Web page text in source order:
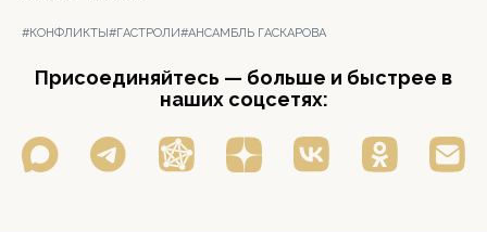
#КОНФЛИКТЫ#ГАСТРОЛИ#АНСАМБЛЬ ГАСКАРОВА
Присоединяйтесь — больше и быстрее в
наших соцсетях: